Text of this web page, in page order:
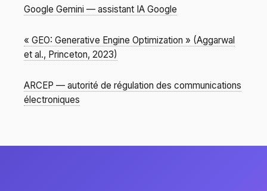
Google Gemini — assistant IA Google
« GEO: Generative Engine Optimization » (Aggarwal
et al., Princeton, 2023)
ARCEP — autorité de régulation des communications
électroniques